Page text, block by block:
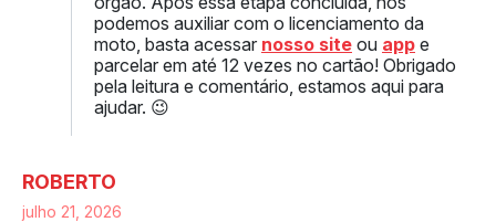
podemos auxiliar com o licenciamento da
moto, basta acessar nosso site ou app e
parcelar em até 12 vezes no cartão! Obrigado
pela leitura e comentário, estamos aqui para
ajudar. 😉
ROBERTO
julho 21, 2026